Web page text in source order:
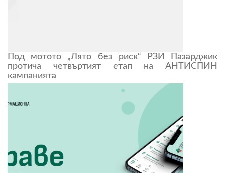
Под мотото „Лято без риск“ РЗИ Пазарджик
протича четвъртият етап на АНТИСПИН
кампанията